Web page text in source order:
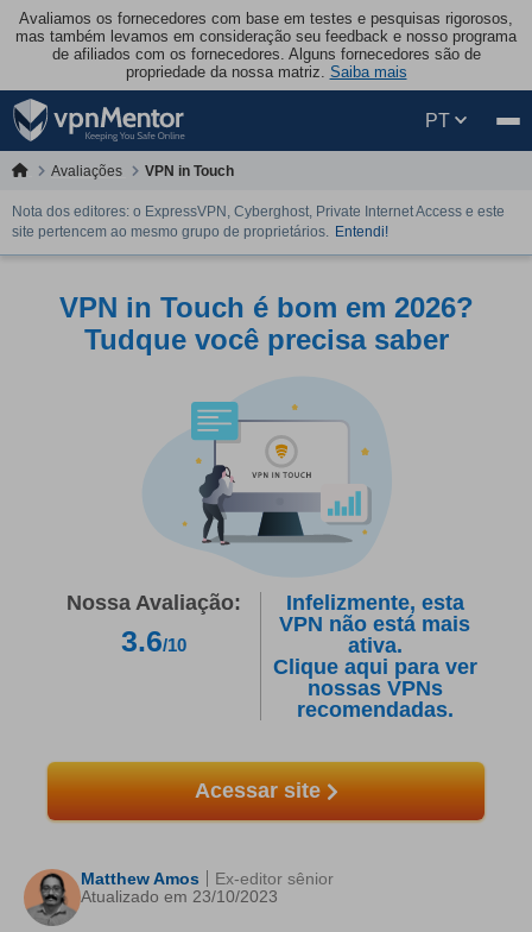
Avaliamos os fornecedores com base em testes e pesquisas rigorosos,
mas também levamos em consideração seu feedback e nosso programa
de afiliados com os fornecedores. Alguns fornecedores são de
propriedade da nossa matriz. Saiba mais
PT
Avaliações VPN in Touch
Nota dos editores: o ExpressVPN, Cyberghost, Private Internet Access e este
site pertencem ao mesmo grupo de proprietários. Entendi!
VPN in Touch é bom em 2026?
Tudque você precisa saber
Nossa Avaliação:
3.6/10
Infelizmente, esta
VPN não está mais
ativa.
Clique aqui para ver
nossas VPNs
recomendadas.
Acessar site
Matthew Amos
Atualizado em 23/10/2023
Ex-editor sênior